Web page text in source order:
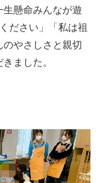
懸命みんなが遊
ださい」「私は祖
やさしさと親切
ました。